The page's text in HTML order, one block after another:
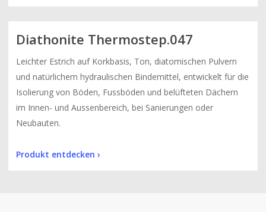
Diathonite Thermostep.047
Leichter Estrich auf Korkbasis, Ton, diatomischen Pulvern
und natürlichem hydraulischen Bindemittel, entwickelt für die
Isolierung von Böden, Fussböden und belüfteten Dächern
im Innen- und Aussenbereich, bei Sanierungen oder
Neubauten.
Produkt entdecken ›